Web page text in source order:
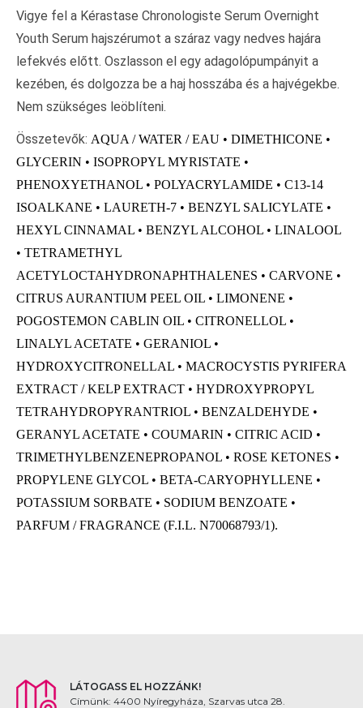
Vigye fel a Kérastase Chronologiste Serum Overnight
Youth Serum hajszérumot a száraz vagy nedves hajára
lefekvés előtt. Oszlasson el egy adagolópumpányit a
kezében, és dolgozza be a haj hosszába és a hajvégekbe.
Nem szükséges leöblíteni.
Összetevők: AQUA / WATER / EAU • DIMETHICONE •
GLYCERIN • ISOPROPYL MYRISTATE •
PHENOXYETHANOL • POLYACRYLAMIDE • C13-14
ISOALKANE • LAURETH-7 • BENZYL SALICYLATE •
HEXYL CINNAMAL • BENZYL ALCOHOL • LINALOOL
• TETRAMETHYL
ACETYLOCTAHYDRONAPHTHALENES • CARVONE •
CITRUS AURANTIUM PEEL OIL • LIMONENE •
POGOSTEMON CABLIN OIL • CITRONELLOL •
LINALYL ACETATE • GERANIOL •
HYDROXYCITRONELLAL • MACROCYSTIS PYRIFERA
EXTRACT / KELP EXTRACT • HYDROXYPROPYL
TETRAHYDROPYRANTRIOL • BENZALDEHYDE •
GERANYL ACETATE • COUMARIN • CITRIC ACID •
TRIMETHYLBENZENEPROPANOL • ROSE KETONES •
PROPYLENE GLYCOL • BETA-CARYOPHYLLENE •
POTASSIUM SORBATE • SODIUM BENZOATE •
PARFUM / FRAGRANCE (F.I.L. N70068793/1).
LÁTOGASS EL HOZZÁNK!
Címünk: 4400 Nyíregyháza, Szarvas utca 28.